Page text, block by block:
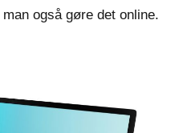
også gøre det online.